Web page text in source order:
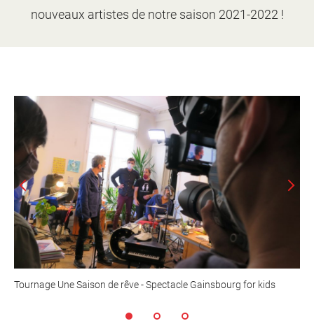
Qui sommes-nous ?
Les artistes
Présentation des ateliers
Le calendrier
Les spectacles
Les Étincelles
Nos ressources
Supports de promotion et
d'information
Ressources des spectacles
Livrets pédagogiques
Ressources adhérents
Présentation
Actualités
Réalisations
nouveaux artistes de notre saison 2021-2022 !
Tournage Une Saison de rêve - Spectacle Gainsbourg for kids